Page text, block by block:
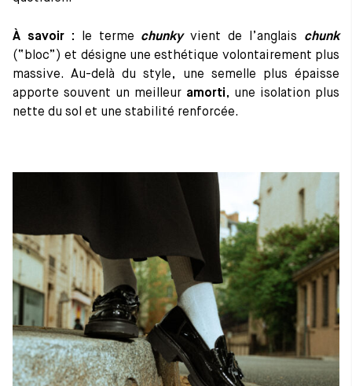
À savoir : le terme chunkyvient de l’anglais chunk
(“bloc”) et désigne une esthétique volontairement plus
massive. Au-delà du style, une semelle plus épaisse
apporte souvent un meilleur amorti, une isolation plus
nette du sol et une stabilité renforcée.